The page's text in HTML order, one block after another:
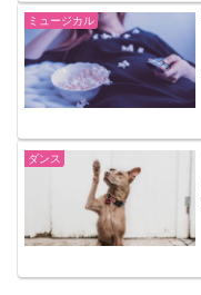
ミュージカル
ダンス